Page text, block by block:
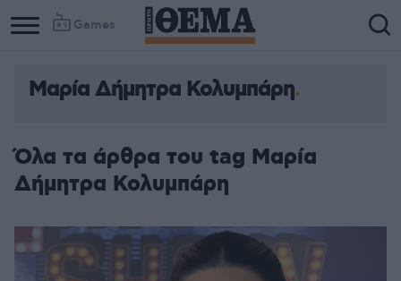
Games
Μαρία Δήμητρα Κολυμπάρη
Όλα τα άρθρα του tag Μαρία
Δήμητρα Κολυμπάρη